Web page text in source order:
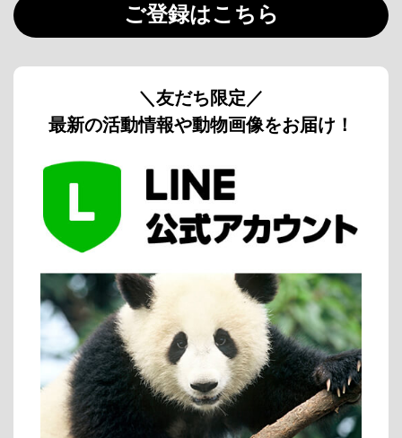
ご登録はこちら
＼友だち限定／
最新の活動情報や動物画像をお届け！